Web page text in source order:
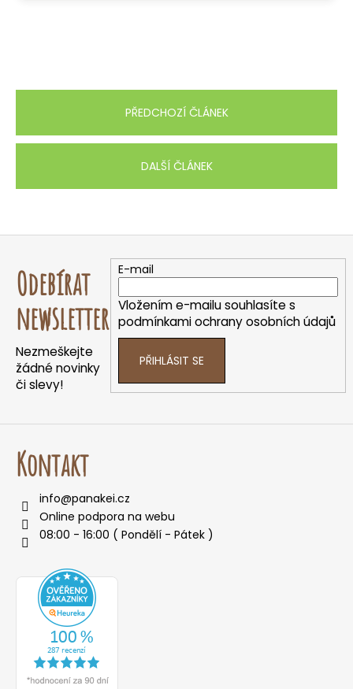
PŘEDCHOZÍ ČLÁNEK
DALŠÍ ČLÁNEK
Z
Odebírat
newsletter
Nezmeškejte
žádné novinky
či slevy!
E-mail
Vložením e-mailu souhlasíte s
podmínkami ochrany osobních údajů
PŘIHLÁSIT SE
Kontakt
info@panakei.cz
Online podpora na webu
08:00 - 16:00 ( Pondělí - Pátek )